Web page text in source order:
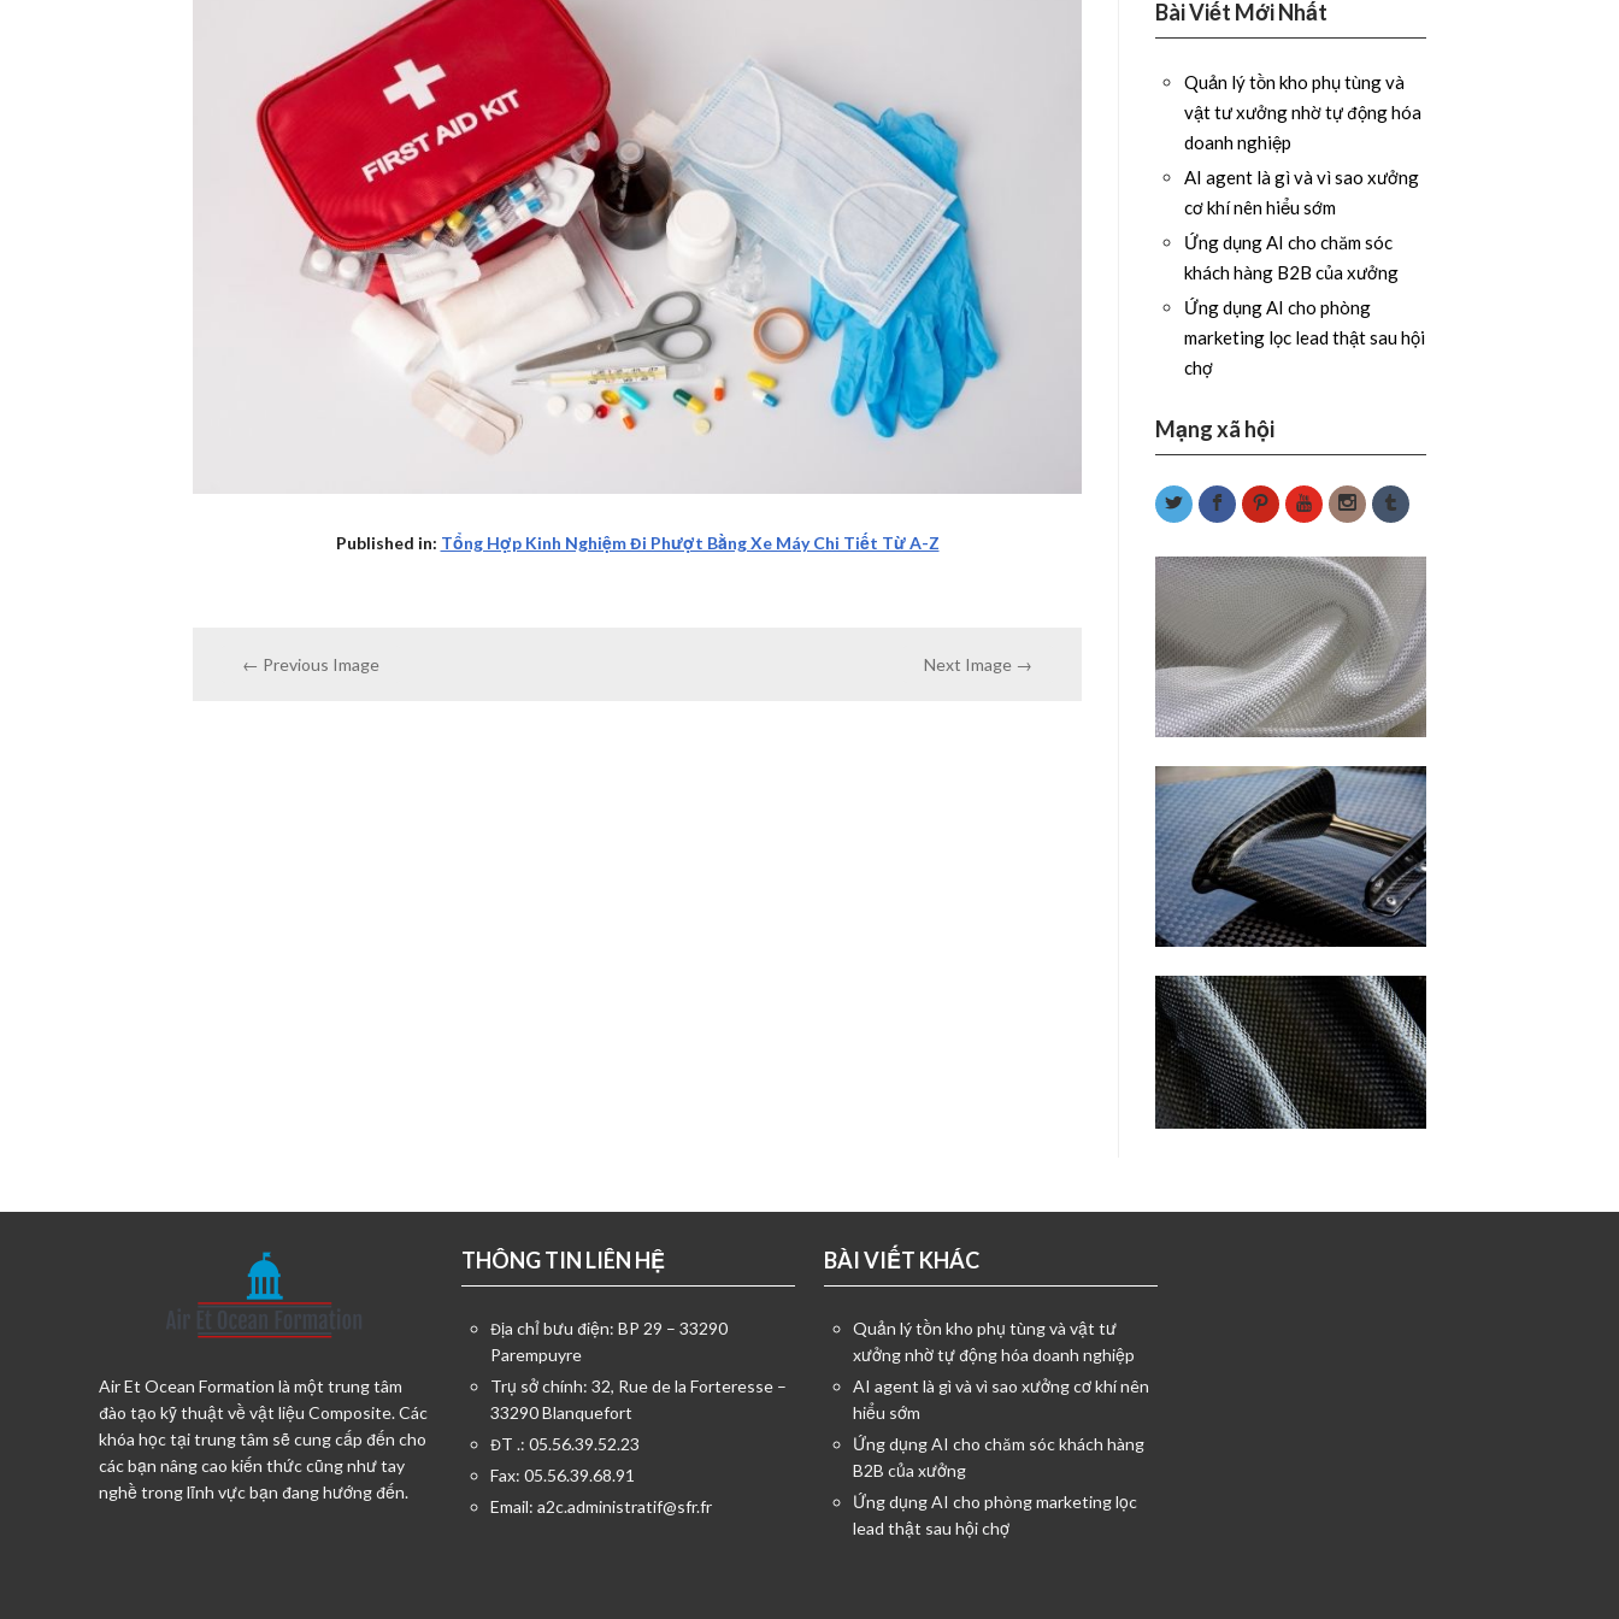
Published in: Tổng Hợp Kinh Nghiệm Đi Phượt Bằng Xe Máy Chi Tiết Từ A-Z
← Previous Image Next Image →
Bài Viết Mới Nhất
Quản lý tồn kho phụ tùng và
vật tư xưởng nhờ tự động hóa
doanh nghiệp
AI agent là gì và vì sao xưởng
cơ khí nên hiểu sớm
Ứng dụng AI cho chăm sóc
khách hàng B2B của xưởng
Ứng dụng AI cho phòng
marketing lọc lead thật sau hội
chợ
Mạng xã hội
Air Et Ocean Formation là một trung tâm
đào tạo kỹ thuật về vật liệu Composite. Các
khóa học tại trung tâm sẽ cung cấp đến cho
các bạn nâng cao kiến thức cũng như tay
nghề trong lĩnh vực bạn đang hướng đến.
THÔNG TIN LIÊN HỆ
Địa chỉ bưu điện: BP 29 – 33290
Parempuyre
Trụ sở chính: 32, Rue de la Forteresse –
33290 Blanquefort
ĐT .: 05.56.39.52.23
Fax: 05.56.39.68.91
Email: a2c.administratif@sfr.fr
BÀI VIẾT KHÁC
Quản lý tồn kho phụ tùng và vật tư
xưởng nhờ tự động hóa doanh nghiệp
AI agent là gì và vì sao xưởng cơ khí nên
hiểu sớm
Ứng dụng AI cho chăm sóc khách hàng
B2B của xưởng
Ứng dụng AI cho phòng marketing lọc
lead thật sau hội chợ